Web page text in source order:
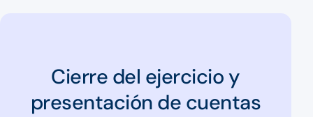
Cierre del ejercicio y
presentación de cuentas